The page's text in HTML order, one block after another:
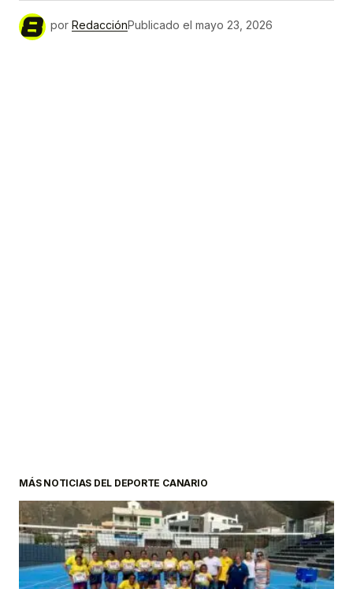
por RedacciónPublicado el mayo 23, 2026
MÁS NOTICIAS DEL DEPORTE CANARIO